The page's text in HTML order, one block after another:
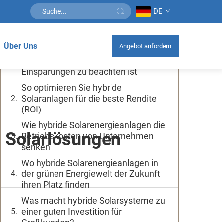
DE
Über Uns Angebot anfordern
Inhaltsverzeichnis
Was bei der Auswahl hybrider
Solaranlagen für langfristige
Einsparungen zu beachten ist
So optimieren Sie hybride
Solaranlagen für die beste Rendite
(ROI)
Wie hybride Solarenergieanlagen die
Betriebskosten von Unternehmen
senken
Wo hybride Solarenergieanlagen in
der grünen Energiewelt der Zukunft
ihren Platz finden
Was macht hybride Solarsysteme zu
einer guten Investition für